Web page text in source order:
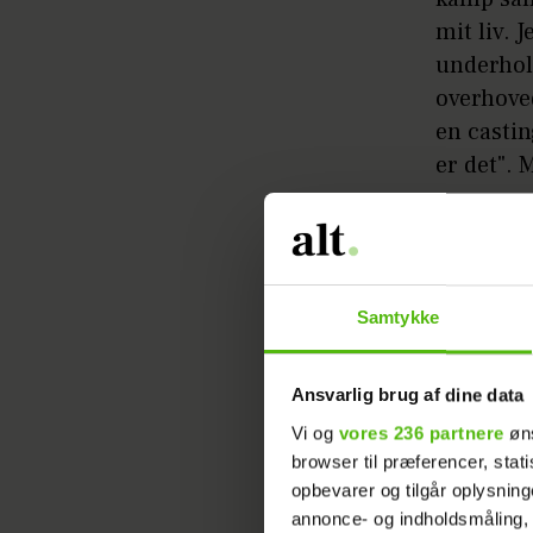
Samtykke
Ansvarlig brug af dine data
Vi og vores 236 partnere
browser til præferencer,
opbevarer og tilgår
annonce- og
mit liv.
en
er det".
Om
videre
KENDTE HEINO